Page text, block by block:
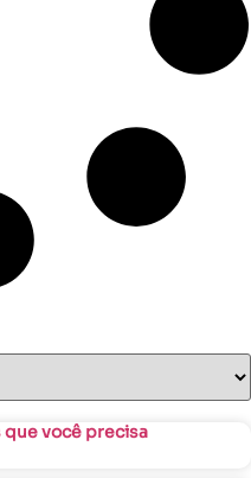
que você precisa